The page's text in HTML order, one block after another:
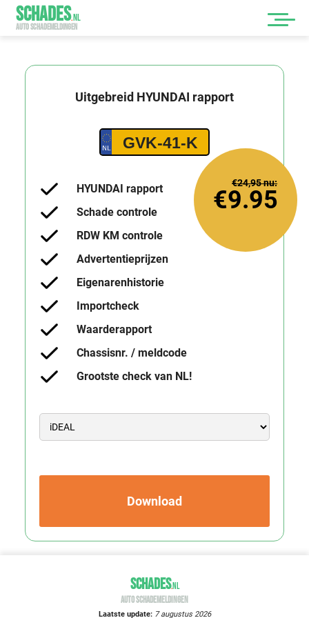
SCHADES.NL
AUTO SCHADEMELDINGEN
Uitgebreid HYUNDAI rapport
GVK-41-K
HYUNDAI rapport
Schade controle
RDW KM controle
Advertentieprijzen
Eigenarenhistorie
Importcheck
Waarderapport
Chassisnr. / meldcode
Grootste check van NL!
Download
€9.95
€24,95nu:
SCHADES.NL
AUTO SCHADEMELDINGEN
Laatste update: 7 augustus 2026